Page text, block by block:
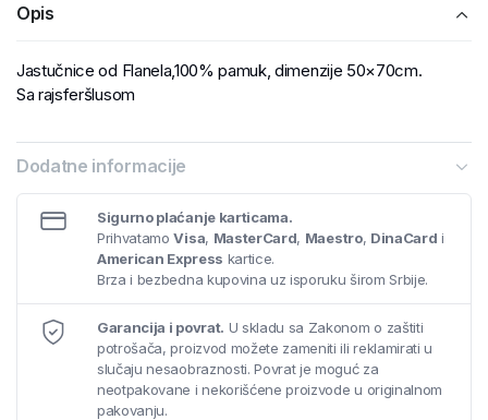
Opis
Jastučnice od Flanela,100% pamuk, dimenzije 50×70cm.
Sa rajsferšlusom
Dodatne informacije
Sigurno plaćanje karticama.
PrihvatamoVisa, MasterCard, Maestro, DinaCard i
American Express kartice.
Brza i bezbedna kupovina uz isporuku širom Srbije.
Garancija i povrat. U skladu sa Zakonom o zaštiti
potrošača, proizvod možete zameniti ili reklamirati u
slučaju nesaobraznosti. Povrat je moguć za
neotpakovane i nekorišćene proizvode u originalnom
pakovanju.